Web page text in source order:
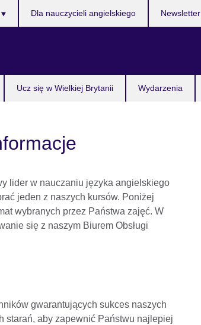
Ucz się w Wielkiej Brytanii Wydarzenia
Dla nauczycieli angielskiego Newsletter
lider w nauczaniu języka angielskiego
jeden z naszych kursów. Poniżej
wybranych przez Państwa zajęć. W
się z naszym Biurem Obsługi
gwarantujących sukces naszych
starań, aby zapewnić Państwu najlepiej